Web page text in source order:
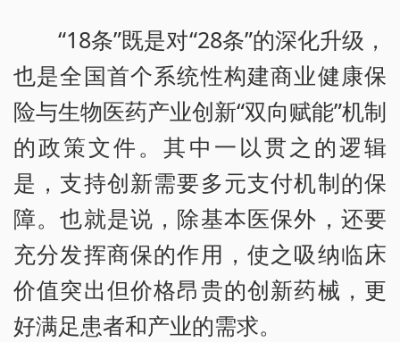
“18条”既是对“28条”的深化升级，
也是全国首个系统性构建商业健康保
险与生物医药产业创新“双向赋能”机制
的政策文件。其中一以贯之的逻辑
是，支持创新需要多元支付机制的保
障。也就是说，除基本医保外，还要
充分发挥商保的作用，使之吸纳临床
价值突出但价格昂贵的创新药械，更
好满足患者和产业的需求。